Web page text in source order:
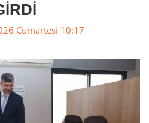
Cumartesi 10:17